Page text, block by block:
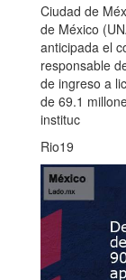
Ciudad de
de México
anticipada el
responsable
de ingreso a
de 69.1
instituc
Rio19